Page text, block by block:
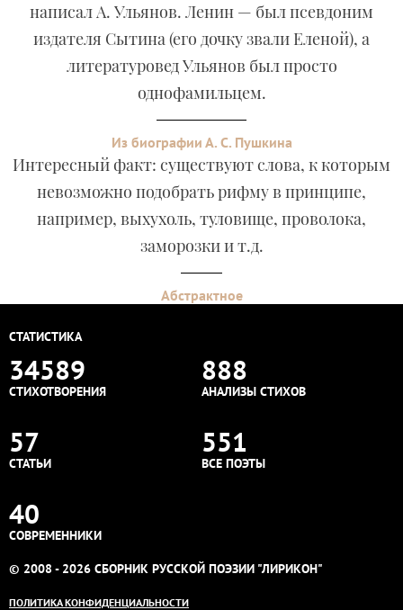
написал А. Ульянов. Ленин — был псевдоним
издателя Сытина (его дочку звали Еленой), а
литературовед Ульянов был просто
однофамильцем.
Из биографии А. С. Пушкина
Интересный факт: существуют слова, к которым
невозможно подобрать рифму в принципе,
например, выхухоль, туловище, проволока,
заморозки и т.д.
Абстрактное
СТАТИСТИКА
34589
СТИХОТВОРЕНИЯ
888
АНАЛИЗЫ СТИХОВ
57
СТАТЬИ
551
ВСЕ ПОЭТЫ
40
СОВРЕМЕННИКИ
© 2008 - 2026 СБОРНИК РУССКОЙ ПОЭЗИИ "ЛИРИКОН"
ПОЛИТИКА КОНФИДЕНЦИАЛЬНОСТИ